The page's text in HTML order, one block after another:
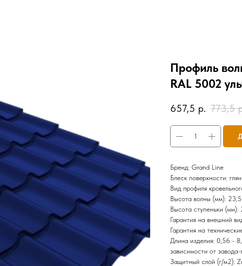
Профиль
RAL 5002
657,5 р. 773,5
Бренд: Grand Line
Блеск поверхности:
Вид профиля
Высота волны (мм): 23,5
Высота ступеньки (мм):
Гарантия на внешний
Гарантия на
Длина изделия: 0,56 -
зависимости от завода-
Защитный слой (г/м2):